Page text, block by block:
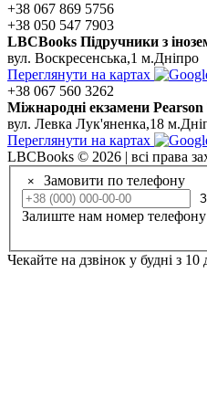
+38 067 869 5756
+38 050 547 7903
LBCBooks Підручники з
вул. Воскресенська,1 м.Дніпро
Переглянути на картах
+38 067 560 3262
Мiжнароднi екзамени Pearson
вул. Левка Лук'яненка,18
Переглянути на картах
LBCBooks © 2026 | всі права
× Замовити по телефону
Залиште нам номер
Чекайте на дзвінок у будні з